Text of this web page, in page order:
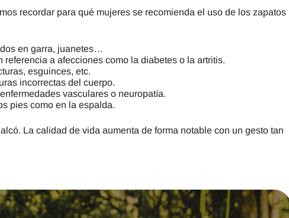
recordar para qué mujeres se recomienda el uso de los zapatos
en garra, juanetes…
referencia a afecciones como la diabetes o la artritis.
esguinces, etc.
incorrectas del cuerpo.
vasculares o neuropatía.
pies como en la espalda.
La calidad de vida aumenta de forma notable con un gesto tan